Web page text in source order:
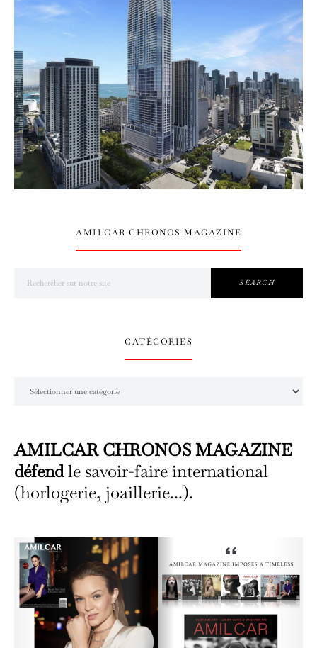
AMILCAR CHRONOS MAGAZINE
SEARCH
CATÉGORIES
AMILCAR CHRONOS MAGAZINE
défendle savoir-faire international
(horlogerie, joaillerie...).